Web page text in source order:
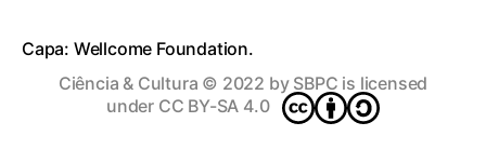
Capa: Wellcome Foundation.
Ciência & Cultura © 2022 by SBPC is licensed
under CC BY-SA 4.0